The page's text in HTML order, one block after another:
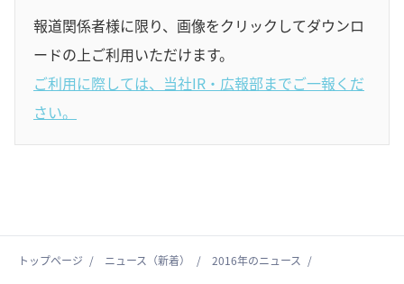
報道関係者様に限り、画像をクリックしてダウンロ
ードの上ご利用いただけます。
ご利用に際しては、当社IR・広報部までご一報くだ
さい。
トップページ ニュース（新着） 2016年のニュース